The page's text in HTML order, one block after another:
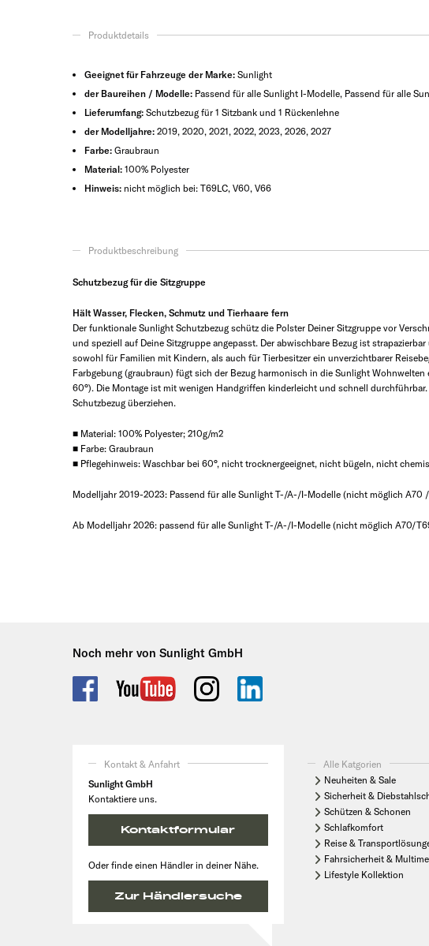
Produktdetails
Geeignet für Fahrzeuge der Marke: Sunlight
der Baureihen / Modelle: Passend für alle Sunlight I-Modelle, Passend für alle
Lieferumfang: Schutzbezug für 1 Sitzbank und 1 Rückenlehne
der Modelljahre: 2019, 2020, 2021, 2022, 2023, 2026, 2027
Farbe: Graubraun
Material: 100% Polyester
Hinweis: nicht möglich bei: T69LC, V60, V66
Produktbeschreibung
Schutzbezug für die Sitzgruppe
Hält Wasser, Flecken, Schmutz und Tierhaare fern
Der funktionale Sunlight Schutzbezug schütz die Polster Deiner Sitzgruppe vor
und speziell auf Deine Sitzgruppe angepasst. Der abwischbare Bezug ist
sowohl für Familien mit Kindern, als auch für Tierbesitzer ein unverzichtbarer
Farbgebung (graubraun) fügt sich der Bezug harmonisch in die Sunlight
60°). Die Montage ist mit wenigen Handgriffen kinderleicht und schnell
Schutzbezug überziehen.
■ Material: 100% Polyester; 210g/m2
■ Farbe: Graubraun
■ Pflegehinweis: Waschbar bei 60°, nicht trocknergeeignet, nicht bügeln, nicht
Modelljahr 2019-2023: Passend für alle Sunlight T-/A-/I-Modelle (nicht möglich A70
Ab Modelljahr 2026: passend für alle Sunlight T-/A-/I-Modelle (nicht möglich A70/
Noch mehr von Sunlight GmbH
Kontakt & Anfahrt
Sunlight GmbH
Kontaktiere uns.
Kontaktformular
Oder finde einen Händler in deiner Nähe.
Zur Händlersuche
Alle Katgorien
Neuheiten & Sale
Sicherheit &
Schützen & Schonen
Schlafkomfort
Reise &
Fahrsicherheit &
Lifestyle Kollektion